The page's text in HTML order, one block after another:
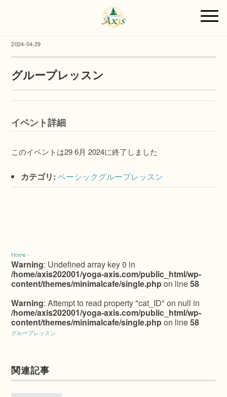
2024-04-29
グループレッスン
イベント詳細
このイベントは29 6月 2024に終了しました
カテゴリ: ベーシックグループレッスン
Home ›
Warning: Undefined array key 0 in
/home/axis202001/yoga-axis.com/public_html/wp-
content/themes/minimalcafe/single.phpon line58
Warning: Attempt to read property "cat_ID" on null in
/home/axis202001/yoga-axis.com/public_html/wp-
content/themes/minimalcafe/single.phpon line58
グループレッスン
関連記事